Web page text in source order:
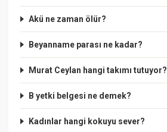
Akü ne zaman ölür?
Beyanname parası ne kadar?
Murat Ceylan hangi takımı tutuyor?
B yetki belgesi ne demek?
Kadınlar hangi kokuyu sever?